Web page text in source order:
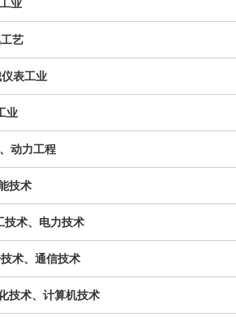
业
艺
表工业
业
动力工程
技术
技术、电力技术
术、通信技术
技术、计算机技术